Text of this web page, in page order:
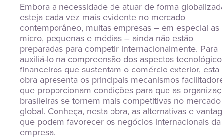
Embora a necessidade de atuar de forma
esteja cada vez mais evidente no mercado
contemporâneo, muitas empresas – em especial as
micro, pequenas e médias – ainda não estão
preparadas para competir internacionalmente. Para
auxiliá-lo na compreensão dos aspectos
financeiros que sustentam o comércio exterior, esta
obra apresenta os principais mecanismos
que proporcionam condições para que as
brasileiras se tornem mais competitivas no mercado
global. Conheça, nesta obra, as alternativas e
que podem favorecer os negócios internacionais
empresa.